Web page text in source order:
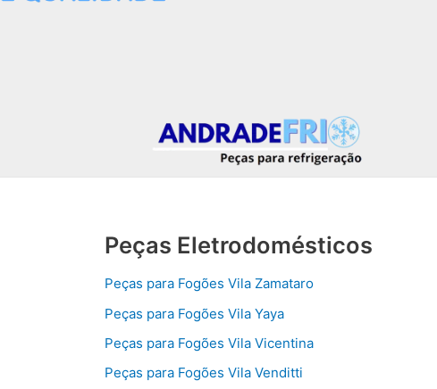
Peças Eletrodomésticos
Peças para Fogões Vila Zamataro
Peças para Fogões Vila Yaya
Peças para Fogões Vila Vicentina
Peças para Fogões Vila Venditti